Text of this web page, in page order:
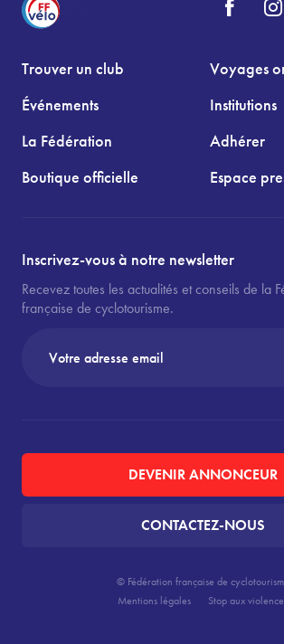
Trouver un club
Voyages
Événements
Institutions
La Fédération
Adhérer
Boutique officielle
Espace
Inscrivez-vous à notre newsletter
Recevez toutes les actualités et conseils de la
française de cyclotourisme.
DEVENIR ANNONCEUR
CONTACTEZ-NOUS
© Fédération française de
Mentions légales
Stop aux